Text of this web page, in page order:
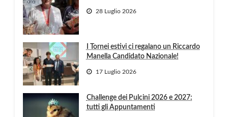
28 Luglio 2026
I Tornei estivi ci regalano un Riccardo
Manella Candidato Nazionale!
17 Luglio 2026
Challenge dei Pulcini 2026 e 2027:
tutti gli Appuntamenti